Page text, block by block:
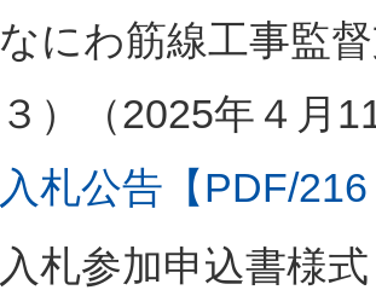
なにわ筋線工事監
３）（2025年４月
入札公告【PDF/
入札参加申込書様式